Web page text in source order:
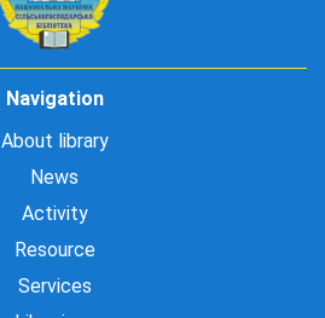
Navigation
About library
News
Activity
Resource
Services